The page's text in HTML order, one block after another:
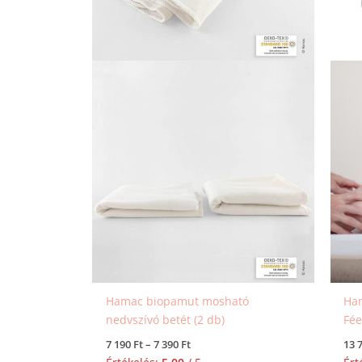
Hamac biopamut mosható
nedvszívó betét (2 db)
7 190 Ft– 7 390 Ft
választhatók
Fée
13